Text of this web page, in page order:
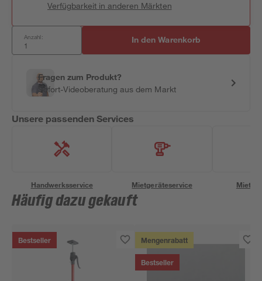
Verfügbarkeit in anderen Märkten
Anzahl: In den Warenkorb
Fragen zum Produkt?
Sofort-Videoberatung aus dem Markt
Unsere passenden Services
Handwerksservice Mietgeräteservice
Häufig dazu gekauft
Bestseller Mengenrabatt
Bestseller